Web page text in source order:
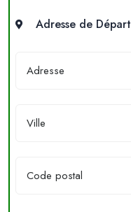
Adresse de Départ